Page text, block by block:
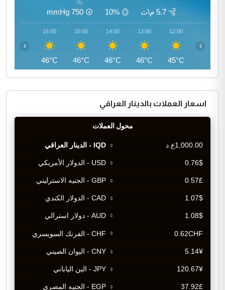
5.7 م\ث 10%
750
mmHg
12:00
45°C
13:00
46°C
14:00
46°C
15:00
46°C
16:00
46°C
‹ ›
اسعار العملات بالدينار العراقي